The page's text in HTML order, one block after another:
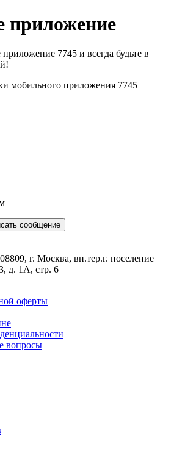
приложение
7745 и всегда будьте в
сообщение
г. Москва, вн.тер.г. поселение
д. 1А, стр. 6
оферты
вопросы